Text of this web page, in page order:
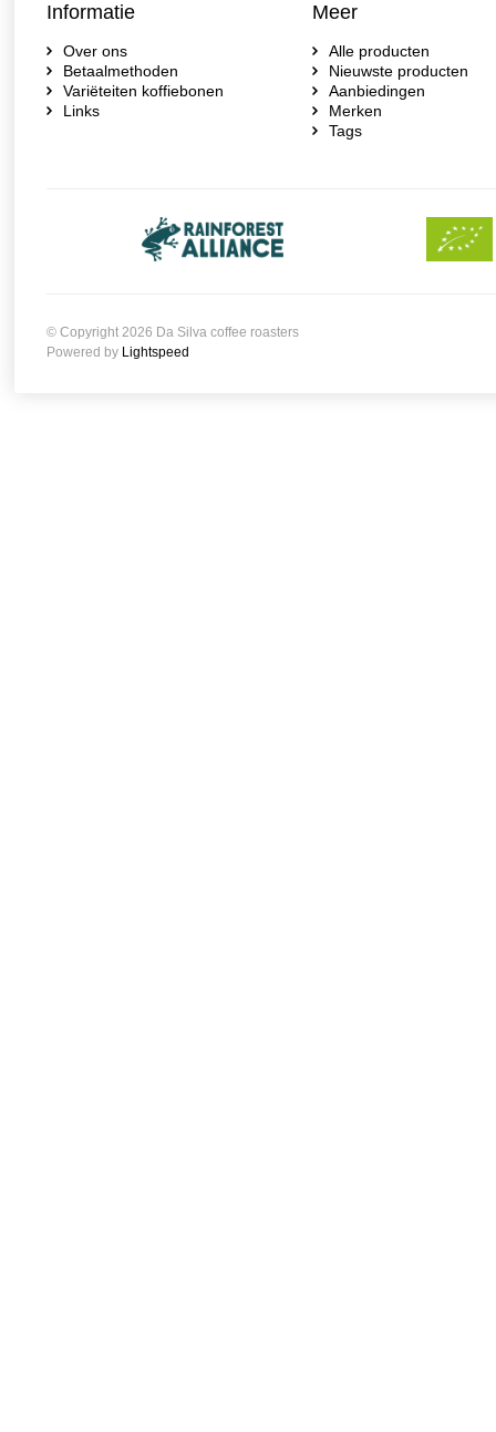
Informatie
Over ons
Betaalmethoden
Variëteiten koffiebonen
Links
Meer
Alle producten
Nieuwste producten
Aanbiedingen
Merken
Tags
© Copyright 2026 Da Silva coffee roasters
Powered by Lightspeed